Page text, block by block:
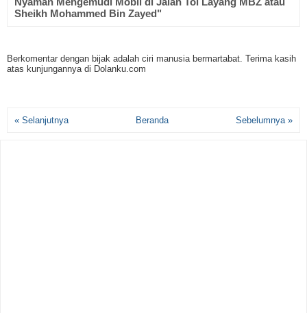
Sheikh Mohammed Bin Zayed"
Berkomentar dengan bijak adalah ciri manusia bermartabat. Terima kasih
atas kunjungannya di Dolanku.com
« Selanjutnya Sebelumnya »
Beranda